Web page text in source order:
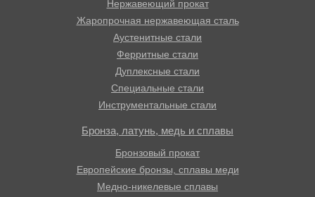
Нержавеющий прокат
Жаропрочная нержавеющая сталь
Аустенитные стали
Ферритные стали
Дуплексные стали
Специальные стали
Инструментальные стали
Бронза, латунь, медь и сплавы
Бронзовый прокат
Европейские бронзы, сплавы меди
Медно-никелевые сплавы